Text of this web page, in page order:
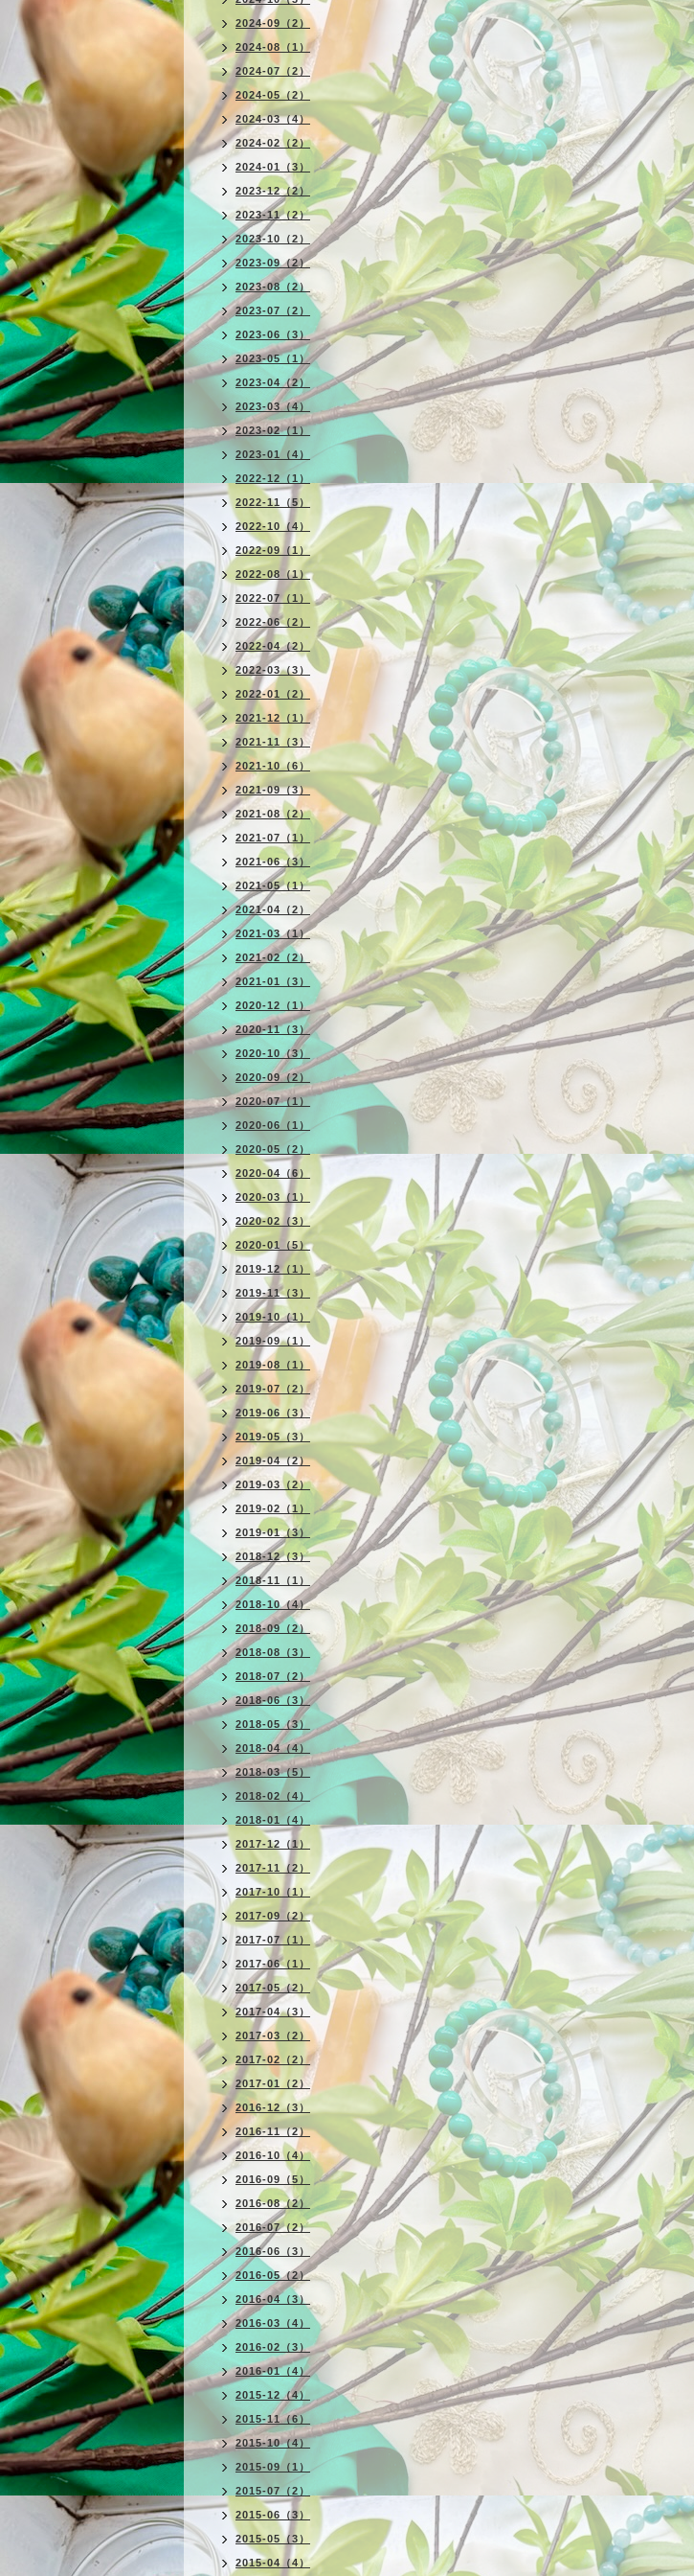
2024-09（2）
2024-08（1）
2024-07（2）
2024-05（2）
2024-03（4）
2024-02（2）
2024-01（3）
2023-12（2）
2023-11（2）
2023-10（2）
2023-09（2）
2023-08（2）
2023-07（2）
2023-06（3）
2023-05（1）
2023-04（2）
2023-03（4）
2023-02（1）
2023-01（4）
2022-12（1）
2022-11（5）
2022-10（4）
2022-09（1）
2022-08（1）
2022-07（1）
2022-06（2）
2022-04（2）
2022-03（3）
2022-01（2）
2021-12（1）
2021-11（3）
2021-10（6）
2021-09（3）
2021-08（2）
2021-07（1）
2021-06（3）
2021-05（1）
2021-04（2）
2021-03（1）
2021-02（2）
2021-01（3）
2020-12（1）
2020-11（3）
2020-10（3）
2020-09（2）
2020-07（1）
2020-06（1）
2020-05（2）
2020-04（6）
2020-03（1）
2020-02（3）
2020-01（5）
2019-12（1）
2019-11（3）
2019-10（1）
2019-09（1）
2019-08（1）
2019-07（2）
2019-06（3）
2019-05（3）
2019-04（2）
2019-03（2）
2019-02（1）
2019-01（3）
2018-12（3）
2018-11（1）
2018-10（4）
2018-09（2）
2018-08（3）
2018-07（2）
2018-06（3）
2018-05（3）
2018-04（4）
2018-03（5）
2018-02（4）
2018-01（4）
2017-12（1）
2017-11（2）
2017-10（1）
2017-09（2）
2017-07（1）
2017-06（1）
2017-05（2）
2017-04（3）
2017-03（2）
2017-02（2）
2017-01（2）
2016-12（3）
2016-11（2）
2016-10（4）
2016-09（5）
2016-08（2）
2016-07（2）
2016-06（3）
2016-05（2）
2016-04（3）
2016-03（4）
2016-02（3）
2016-01（4）
2015-12（4）
2015-11（6）
2015-10（4）
2015-09（1）
2015-07（2）
2015-06（3）
2015-05（3）
2015-04（4）